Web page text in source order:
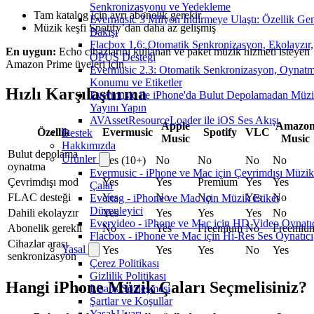
Senkronizasyonu ve Yedekleme
Evermusic 3 Milyon İndirmeye Ulaştı: Özellik
Bakışı
Flacbox 1.6: Otomatik Senkronizasyon, Ekolayzır,
OPUS Desteği
Evermusic 2.3: Otomatik Senkronizasyon,
Konumu ve Etiketler
Evermusic ile iPhone'da Bulut Depolamadan
Yayını Yapın
AVAssetResourceLoader ile iOS Ses Akışı
Destek
Hakkımızda
Ürünler
Evermusic - iPhone ve Mac için Çevrimdışı Müzik
Çalar
Evertag - iPhone ve Mac için Müzik Etiket
Düzenleyici
Evervideo - iPhone ve Mac için HD Video
Flacbox - iPhone ve Mac için Hi-Res Ses Oynatıcı
Yasal
Çerez Politikası
Gizlilik Politikası
Lisans Sözleşmesi
Şartlar ve Koşullar
Tam katalog için ayrı abonelik gerekir
Müzik keşfi Spotify’dan daha az gelişmiş
En uygun: Echo cihazlarını kullanan ve paket müzik hizmeti isteyen
Amazon Prime üyeleri için.
Hızlı Karşılaştırma
Özellik Evermusic
Apple
Music
Spotify VLC
Music
Bulut depolama
oynatma
Yes (10+) No No No
No
Çevrimdışı mod
Yes Yes Premium Yes
Yes
FLAC desteği
Yes No No Yes
No
Dahili ekolayzır
Yes Yes Yes Yes
No
Abonelik gerekli
No Yes Freemium No
Cihazlar arası
senkronizasyon
Yes Yes Yes No Yes
Hangi iPhone Müzik Çaları Seçmelisiniz?